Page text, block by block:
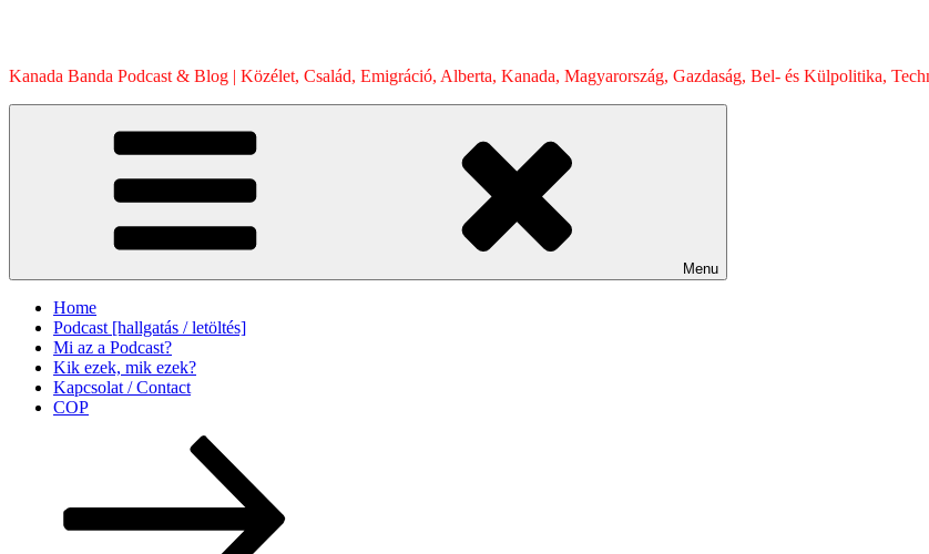
Kanada Banda Podcast & Blog | Közélet, Család, Emigráció, Alberta, Kanada, Magyarország, Gazdaság, Bel- és Külpolitika,
Menu
Home
Podcast [hallgatás / letöltés]
Mi az a Podcast?
Kik ezek, mik ezek?
Kapcsolat / Contact
COP